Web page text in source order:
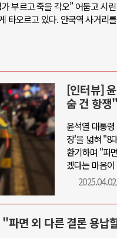
부르고 죽을 각오” 어둡고 시
타오르고 있다. 안국역 사거리
[인터뷰]
숨 건 항쟁"
윤석열 대통
장'을 넓혀 "8
환기하며 "파
겠다는 마음
파면 외 다른 결론 용납